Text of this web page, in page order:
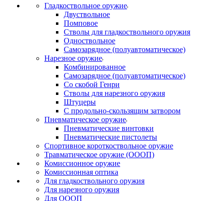
Гладкоствольное оружие
Двуствольное
Помповое
Стволы для гладкоствольного оружия
Одноствольное
Самозарядное (полуавтоматическое)
Нарезное оружие
Комбинированное
Самозарядное (полуавтоматическое)
Со скобой Генри
Стволы для нарезного оружия
Штуцеры
С продольно-скользящим затвором
Пневматическое оружие
Пневматические винтовки
Пневматические пистолеты
Спортивное короткоствольное оружие
Травматическое оружие (ОООП)
Комиссионное оружие
Комиссионная оптика
Для гладкоствольного оружия
Для нарезного оружия
Для ОООП